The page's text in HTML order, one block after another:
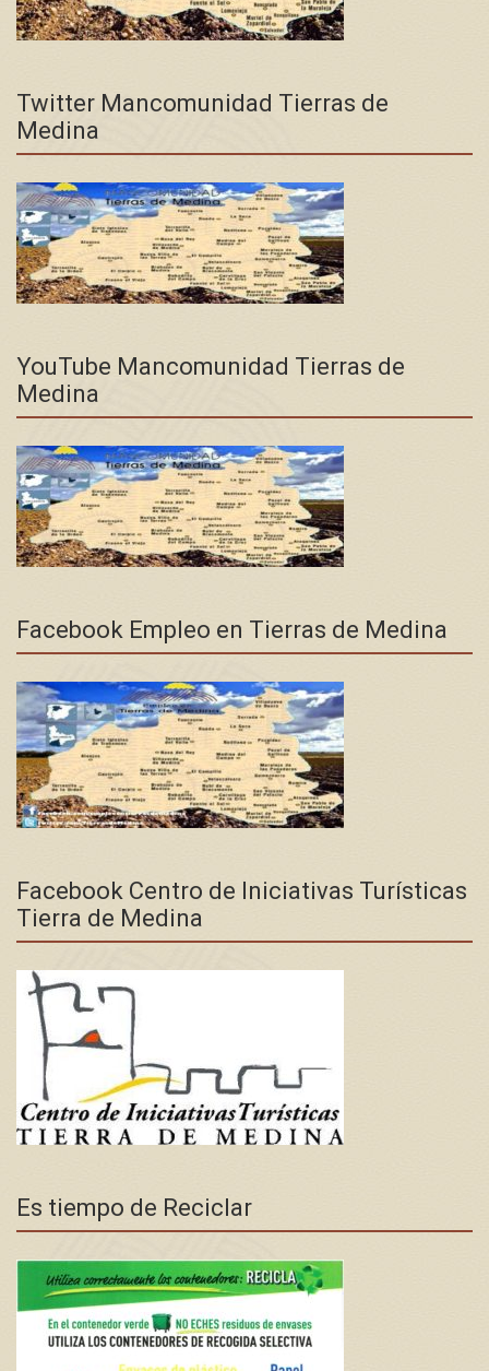
Twitter Mancomunidad Tierras de
Medina
YouTube Mancomunidad Tierras de
Medina
Facebook Empleo en Tierras de Medina
Facebook Centro de Iniciativas Turísticas
Tierra de Medina
Es tiempo de Reciclar